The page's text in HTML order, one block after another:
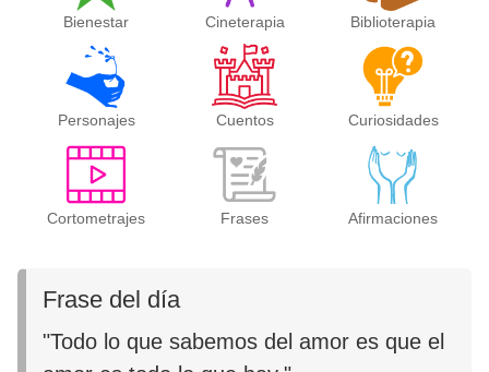
Bienestar Cineterapia Biblioterapia
Personajes Cuentos Curiosidades
Cortometrajes Frases Afirmaciones
Frase del día
"Todo lo que sabemos del amor es que el